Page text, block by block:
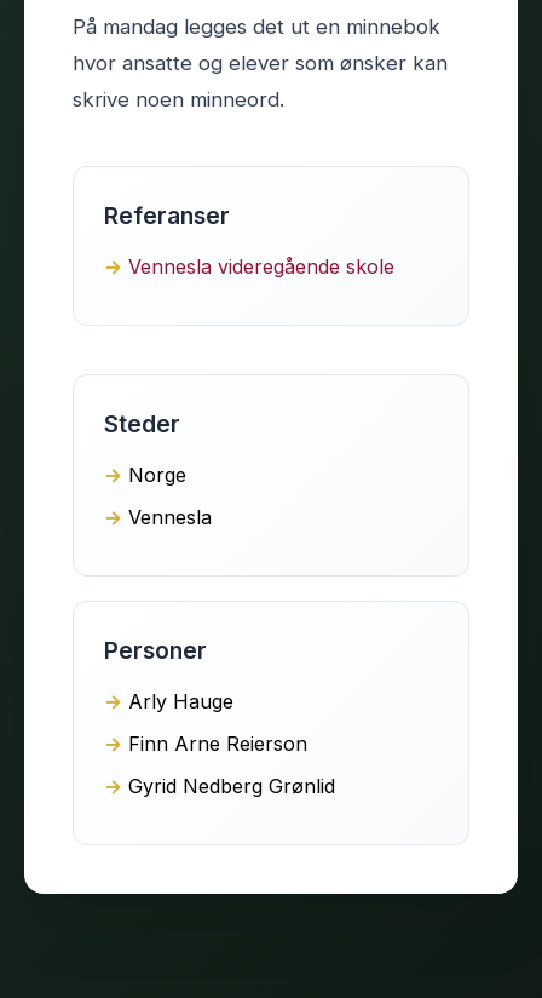
På mandag legges det ut en minnebok
hvor ansatte og elever som ønsker kan
skrive noen minneord.
Referanser
Vennesla videregående skole
Steder
Norge
Vennesla
Personer
Arly Hauge
Finn Arne Reierson
Gyrid Nedberg Grønlid